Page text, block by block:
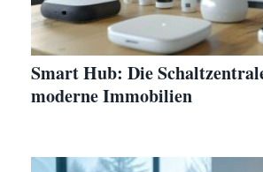
Smart Hub: Die
moderne Immobilien